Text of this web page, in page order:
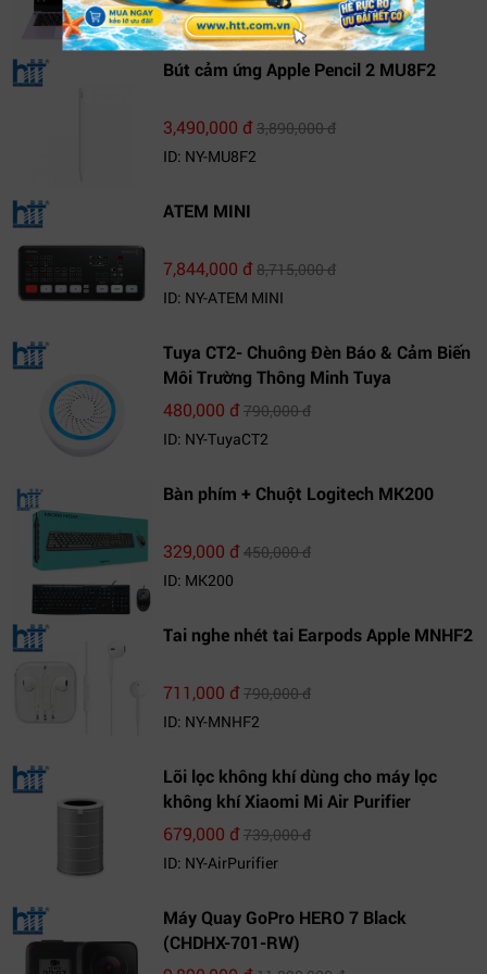
ID: NY-NS14J8VNR571
Bút cảm ứng Apple Pencil 2 MU8F2
3,490,000 đ3,890,000 đ
ID: NY-MU8F2
ATEM MINI
7,844,000 đ8,715,000 đ
ID: NY-ATEM MINI
Tuya CT2- Chuông Đèn Báo & Cảm Biến
Môi Trường Thông Minh Tuya
480,000 đ790,000 đ
ID: NY-TuyaCT2
Bàn phím + Chuột Logitech MK200
329,000 đ450,000 đ
ID: MK200
Tai nghe nhét tai Earpods Apple MNHF2
711,000 đ790,000 đ
ID: NY-MNHF2
Lõi lọc không khí dùng cho máy lọc
không khí Xiaomi Mi Air Purifier
679,000 đ739,000 đ
ID: NY-AirPurifier
Máy Quay GoPro HERO 7 Black
(CHDHX-701-RW)